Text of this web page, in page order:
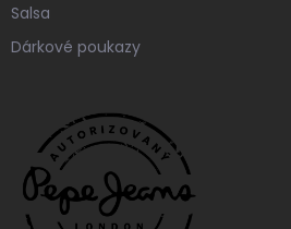
Salsa
Dárkové poukazy